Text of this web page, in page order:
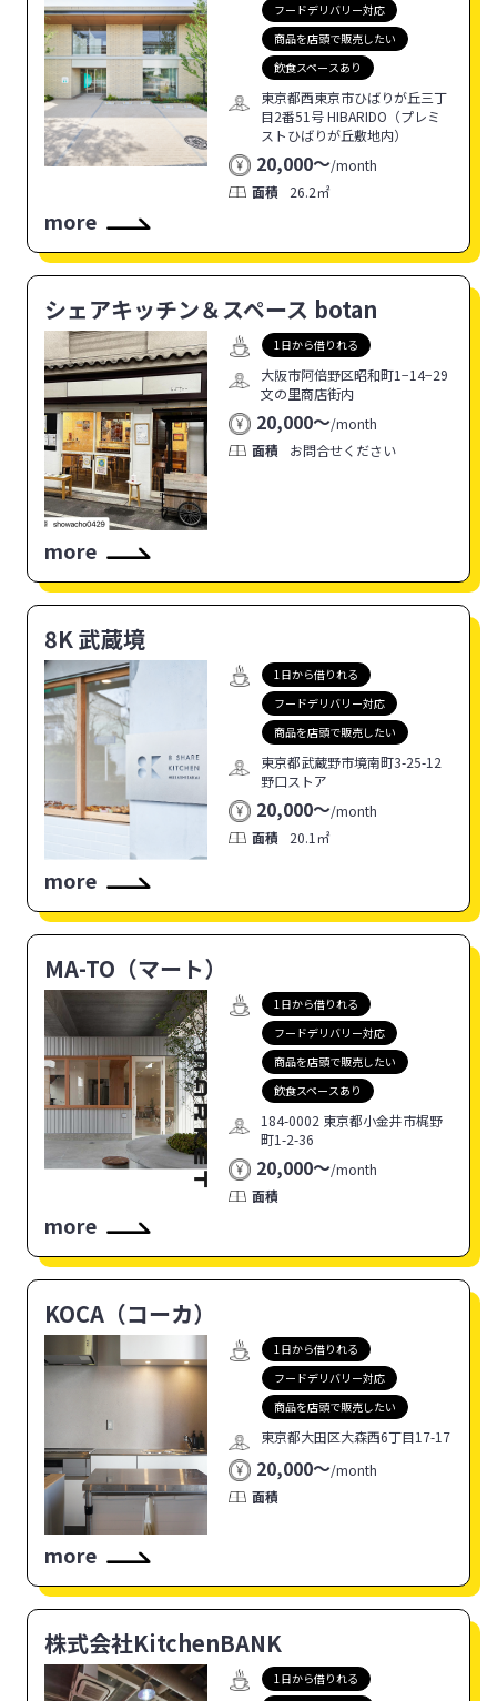
フードデリバリー対応
商品を店頭で販売したい
飲食スペースあり
東京都西東京市ひばりが丘三丁
目2番51号 HIBARIDO（プレミ
ストひばりが丘敷地内）
20,000〜/month
面積
26.2㎡
more
シェアキッチン＆スペース botan
1日から借りれる
大阪市阿倍野区昭和町1−14−29
文の里商店街内
20,000〜/month
面積
お問合せください
more
8K 武蔵境
1日から借りれる
フードデリバリー対応
商品を店頭で販売したい
東京都武蔵野市境南町3-25-12
野口ストア
20,000〜/month
面積
20.1㎡
more
MA-TO（マート）
1日から借りれる
フードデリバリー対応
商品を店頭で販売したい
飲食スペースあり
184-0002 東京都⼩⾦井市梶野
町1-2-36
20,000〜/month
面積
more
KOCA（コーカ）
1日から借りれる
フードデリバリー対応
商品を店頭で販売したい
東京都大田区大森西6丁目17-17
20,000〜/month
面積
more
株式会社KitchenBANK
1日から借りれる